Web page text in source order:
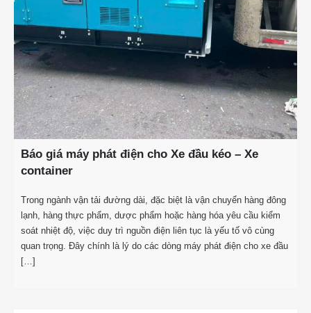
Báo giá máy phát điện cho Xe đầu kéo – Xe
container
Trong ngành vận tải đường dài, đặc biệt là vận chuyển hàng đông
lạnh, hàng thực phẩm, dược phẩm hoặc hàng hóa yêu cầu kiểm
soát nhiệt độ, việc duy trì nguồn điện liên tục là yếu tố vô cùng
quan trọng. Đây chính là lý do các dòng máy phát điện cho xe đầu
[…]